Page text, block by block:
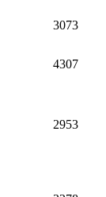
3073
4307
2953